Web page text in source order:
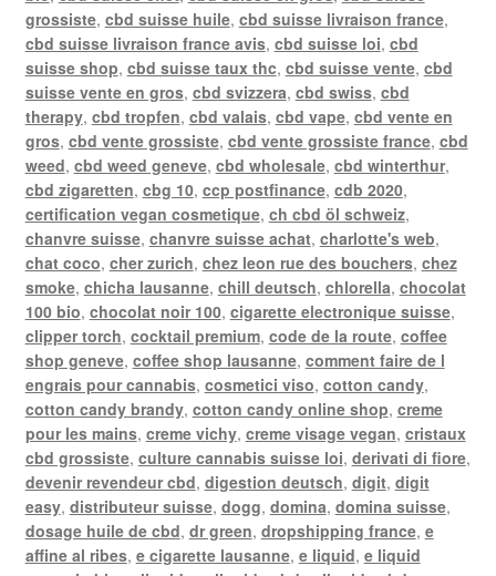
grossiste, cbd suisse huile, cbd suisse livraison france,
cbd suisse livraison france avis, cbd suisse loi, cbd
suisse shop, cbd suisse taux thc, cbd suisse vente, cbd
suisse vente en gros, cbd svizzera, cbd swiss, cbd
therapy, cbd tropfen, cbd valais, cbd vape, cbd vente en
gros, cbd vente grossiste, cbd vente grossiste france, cbd
weed, cbd weed geneve, cbd wholesale, cbd winterthur,
cbd zigaretten, cbg 10, ccp postfinance, cdb 2020,
certification vegan cosmetique, ch cbd öl schweiz,
chanvre suisse, chanvre suisse achat, charlotte's web,
chat coco, cher zurich, chez leon rue des bouchers, chez
smoke, chicha lausanne, chill deutsch, chlorella, chocolat
100 bio, chocolat noir 100, cigarette electronique suisse,
clipper torch, cocktail premium, code de la route, coffee
shop geneve, coffee shop lausanne, comment faire de l
engrais pour cannabis, cosmetici viso, cotton candy,
cotton candy brandy, cotton candy online shop, creme
pour les mains, creme vichy, creme visage vegan, cristaux
cbd grossiste, culture cannabis suisse loi, derivati di fiore,
devenir revendeur cbd, digestion deutsch, digit, digit
easy, distributeur suisse, dogg, domina, domina suisse,
dosage huile de cbd, dr green, dropshipping france, e
affine al ribes, e cigarette lausanne, e liquid, e liquid